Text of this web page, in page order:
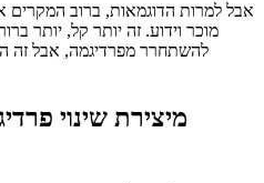
אבל למרות הדוגמאות, ברוב המקרים
מוכר וידוע. זה יותר קל, יותר
להשתחרר מפרדיגמה, אבל זה
מיצירת שינוי